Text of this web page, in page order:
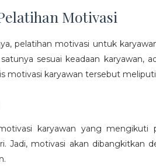
Motivasi
pelatihan motivasi untuk
sesuai keadaan
motivasi karyawan tersebut
karyawan yang
Jadi, motivasi akan dibangkitkan